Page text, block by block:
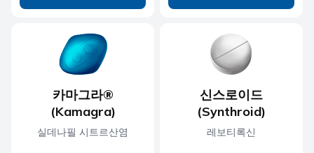
카마그라®
(Kamagra)
실데나필 시트르산염
신스로이드
(Synthroid)
레보티록신